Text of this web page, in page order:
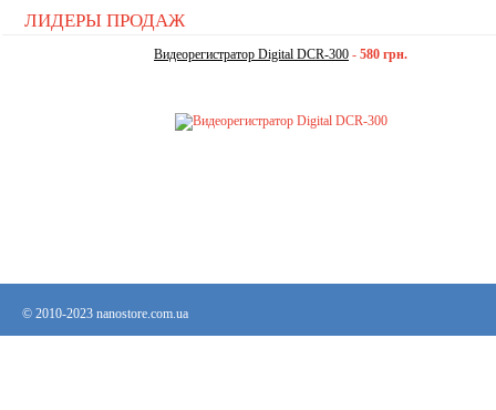
ЛИДЕРЫ ПРОДАЖ
Видеорегистратор Digital DCR-300 - 580 грн.
© 2010-2023 nanostore.com.ua